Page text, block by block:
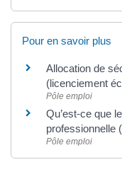
Pour en savoir plus
Allocation de
(licenciement
Pôle emploi
Qu’est-ce que
professionnelle
Pôle emploi